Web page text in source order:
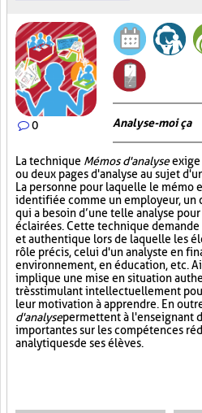
0 Analyse-moi ça
La technique Mémos d'analyseexige
ou deux pages d'analyse au sujet
La personne pour laquelle le mémo
identifiée comme un employeur, un
qui a besoin d’une telle analyse
éclairées. Cette technique
et authentique lors de laquelle les
rôle précis, celui d'un analyste en
environnement, en éducation, etc.
implique une mise en situation
très stimulant intellectuellement
leur motivation à apprendre. En
d'analysepermettent à l'enseignant
importantes sur les compétences
analytiques de ses élèves.